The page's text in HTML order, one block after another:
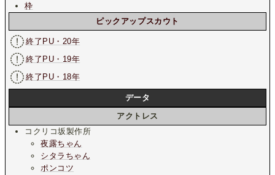
枠
ピックアップスカウト
終了PU・20年
終了PU・19年
終了PU・18年
データ
アクトレス
コクリコ坂製作所
夜露ちゃん
シタラちゃん
ポンコツ